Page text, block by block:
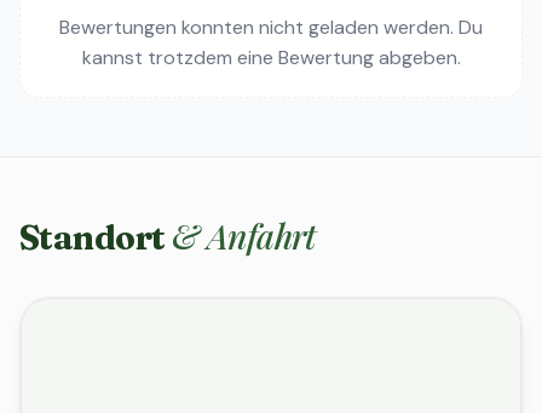
Bewertungen konnten nicht geladen werden. Du
kannst trotzdem eine Bewertung abgeben.
Standort & Anfahrt